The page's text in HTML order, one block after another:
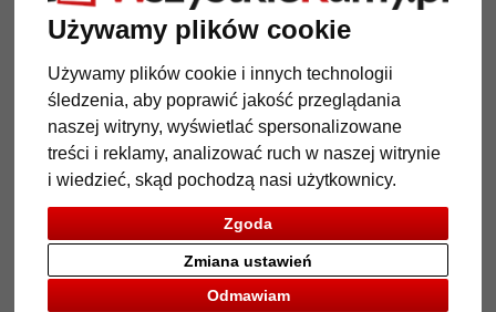
Używamy plików cookie
Używamy plików cookie i innych technologii
śledzenia, aby poprawić jakość przeglądania
naszej witryny, wyświetlać spersonalizowane
treści i reklamy, analizować ruch w naszej witrynie
i wiedzieć, skąd pochodzą nasi użytkownicy.
Zgoda
Odmawiam
Zmiana ustawień
Ramka na zdjęcia kolaż La Casa
(na 6 zdjęc)